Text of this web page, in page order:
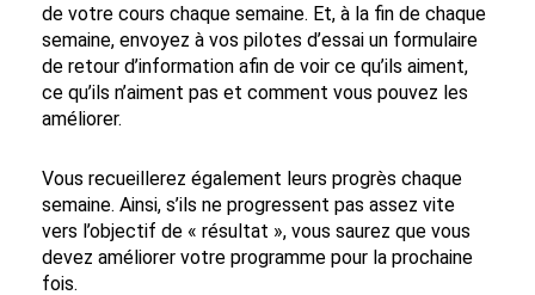
de votre cours chaque semaine. Et, à la fin de chaque
semaine, envoyez à vos pilotes d’essai un formulaire
de retour d’information afin de voir ce qu’ils aiment,
ce qu’ils n’aiment pas et comment vous pouvez les
améliorer.
Vous recueillerez également leurs progrès chaque
semaine. Ainsi, s’ils ne progressent pas assez vite
vers l’objectif de « résultat », vous saurez que vous
devez améliorer votre programme pour la prochaine
fois.